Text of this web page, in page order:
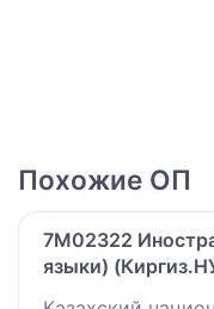
Похожие ОП
7M02322
языки)